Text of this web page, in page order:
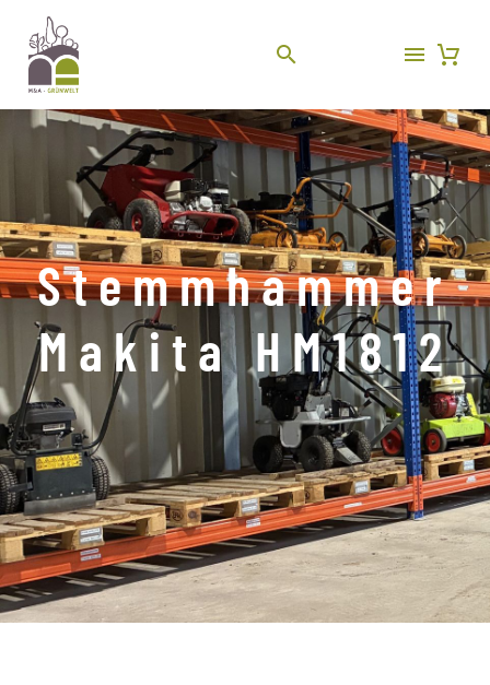
Stemmhammer
Makita HM1812